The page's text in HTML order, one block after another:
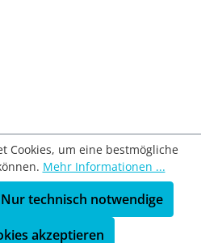
Cookies, um eine bestmögliche
Mehr Informationen ...
Nur technisch notwendige
akzeptieren